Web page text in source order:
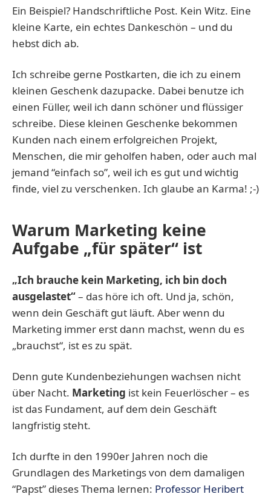
Ein Beispiel? Handschriftliche Post. Kein Witz. Eine
kleine Karte, ein echtes Dankeschön – und du
hebst dich ab.
Ich schreibe gerne Postkarten, die ich zu einem
kleinen Geschenk dazupacke. Dabei benutze ich
einen Füller, weil ich dann schöner und flüssiger
schreibe. Diese kleinen Geschenke bekommen
Kunden nach einem erfolgreichen Projekt,
Menschen, die mir geholfen haben, oder auch mal
jemand “einfach so”, weil ich es gut und wichtig
finde, viel zu verschenken. Ich glaube an Karma! ;-)
Warum Marketing keine
Aufgabe „für später“ ist
„Ich brauche kein Marketing, ich bin doch
ausgelastet“– das höre ich oft. Und ja, schön,
wenn dein Geschäft gut läuft. Aber wenn du
Marketing immer erst dann machst, wenn du es
„brauchst“, ist es zu spät.
Denn gute Kundenbeziehungen wachsen nicht
über Nacht. Marketing ist kein Feuerlöscher – es
ist das Fundament, auf dem dein Geschäft
langfristig steht.
Ich durfte in den 1990er Jahren noch die
Grundlagen des Marketings von dem damaligen
“Papst” dieses Thema lernen: Professor Heribert